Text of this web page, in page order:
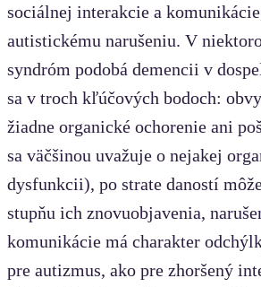
sociálnej interakcie a
autistickému narušeniu. V
syndróm podobá demencii v
sa v troch kľúčových bodoch:
žiadne organické ochorenie ani
sa väčšinou uvažuje o nejakej
dysfunkcii), po strate daností
stupňu ich znovuobjavenia,
komunikácie má charakter
pre autizmus, ako pre zhoršený